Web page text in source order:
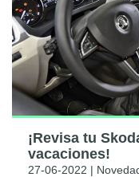
¡Revisa tu
vacaciones!
27-06-2022 |